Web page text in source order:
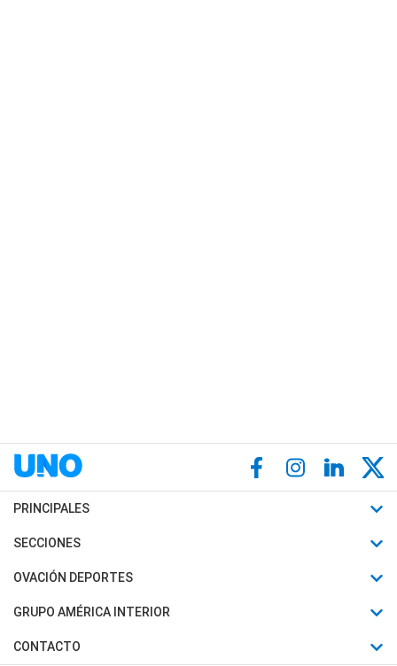
PRINCIPALES
Últimas Noticias
Política
Judiciales
SECCIONES
Horóscopo
Motores
Trucos caseros
OVACIÓN DEPORTES
Fútbol
Mundial
GRUPO AMÉRICA INTERIOR
Canal 7 en Vivo
CONTACTO